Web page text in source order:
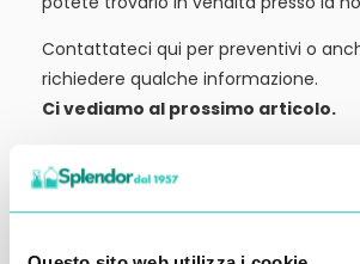
Contattateci qui per preventivi o
richiedere qualche informazione.
Ci vediamo al prossimo articolo.